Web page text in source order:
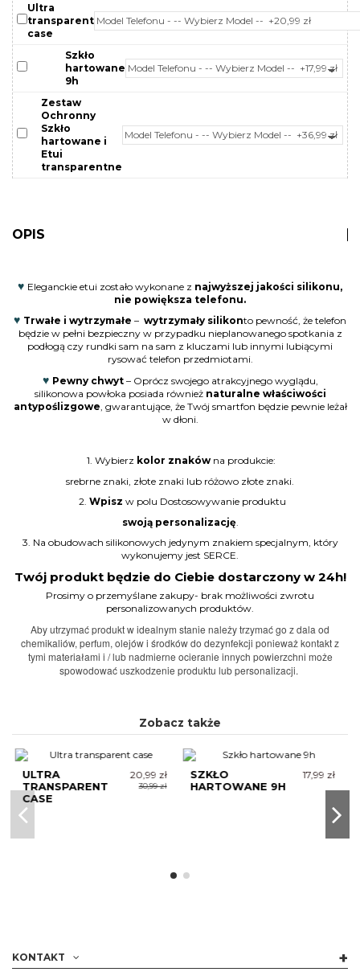
Ultra
transparent
case
Szkło
hartowane
9h
Zestaw
Ochronny
Szkło
hartowane i
Etui
transparentne
OPIS
♥ Eleganckie etui zostało wykonane z najwyższej jakości silikonu,
nie powiększa telefonu.
♥ Trwałe i wytrzymałe – wytrzymały silikonto pewność, że telefon
będzie w pełni bezpieczny w przypadku nieplanowanego spotkania z
podłogą czy rundki sam na sam z kluczami lub innymi lubiącymi
rysować telefon przedmiotami.
♥ Pewny chwyt – Oprócz swojego atrakcyjnego wyglądu,
silikonowa powłoka posiada również naturalne właściwości
antypoślizgowe , gwarantujące, że Twój smartfon będzie pewnie leżał
w dłoni.
1. Wybierz kolor znaków na produkcie:
srebrne znaki, złote znaki lub różowo złote znaki.
2. Wpisz w polu Dostosowywanie produktu
swoją personalizację.
3. Na obudowach silikonowych jedynym znakiem specjalnym, który
wykonujemy jest SERCE.
Twój produkt będzie do Ciebie dostarczony w 24h!
Prosimy o przemyślane zakupy- brak możliwości zwrotu
personalizowanych produktów.
Aby utrzymać produkt w idealnym stanie należy trzymać go z dala od
chemikaliów, perfum, olejów i środków do dezynfekcji ponieważ kontakt z
tymi materiałami i / lub nadmierne ocieranie innych powierzchni może
spowodować uszkodzenie produktu lub personalizacji.
Zobacz także
ULTRA
TRANSPARENT
CASE
20,99 zł
30,99 zł
SZKŁO
HARTOWANE 9H
17,99 zł
KONTAKT